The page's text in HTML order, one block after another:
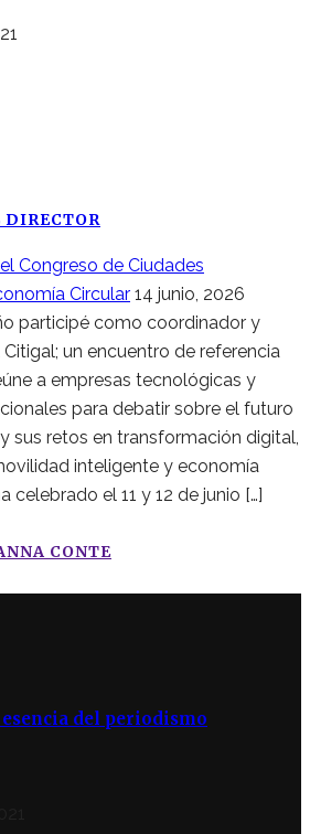
Congreso de Ciudades
Circular 14 junio, 2026
participé como coordinador y
un encuentro de referencia
a empresas tecnológicas y
para debatir sobre el futuro
sus retos en transformación digital,
inteligente y economía
celebrado el 11 y 12 de junio […]
CONTE
del periodismo